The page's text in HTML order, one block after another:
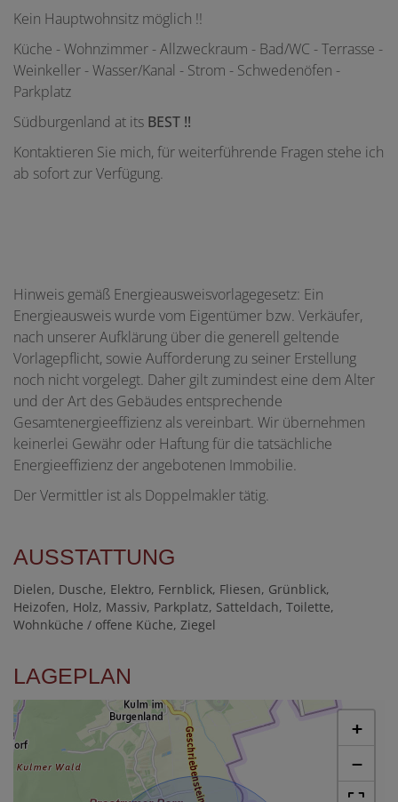
Kein Hauptwohnsitz möglich !!
Küche - Wohnzimmer - Allzweckraum - Bad/WC - Terrasse -
Weinkeller - Wasser/Kanal - Strom - Schwedenöfen -
Parkplatz
Südburgenland at its BEST !!
Kontaktieren Sie mich, für weiterführende Fragen stehe ich
ab sofort zur Verfügung.
Hinweis gemäß Energieausweisvorlagegesetz: Ein
Energieausweis wurde vom Eigentümer bzw. Verkäufer,
nach unserer Aufklärung über die generell geltende
Vorlagepflicht, sowie Aufforderung zu seiner Erstellung
noch nicht vorgelegt. Daher gilt zumindest eine dem Alter
und der Art des Gebäudes entsprechende
Gesamtenergieeffizienz als vereinbart. Wir übernehmen
keinerlei Gewähr oder Haftung für die tatsächliche
Energieeffizienz der angebotenen Immobilie.
Der Vermittler ist als Doppelmakler tätig.
AUSSTATTUNG
Dielen Dusche Elektro Fernblick Fliesen Grünblick
Heizofen Holz Massiv Parkplatz Satteldach Toilette
Wohnküche / offene Küche Ziegel
LAGEPLAN
+
−